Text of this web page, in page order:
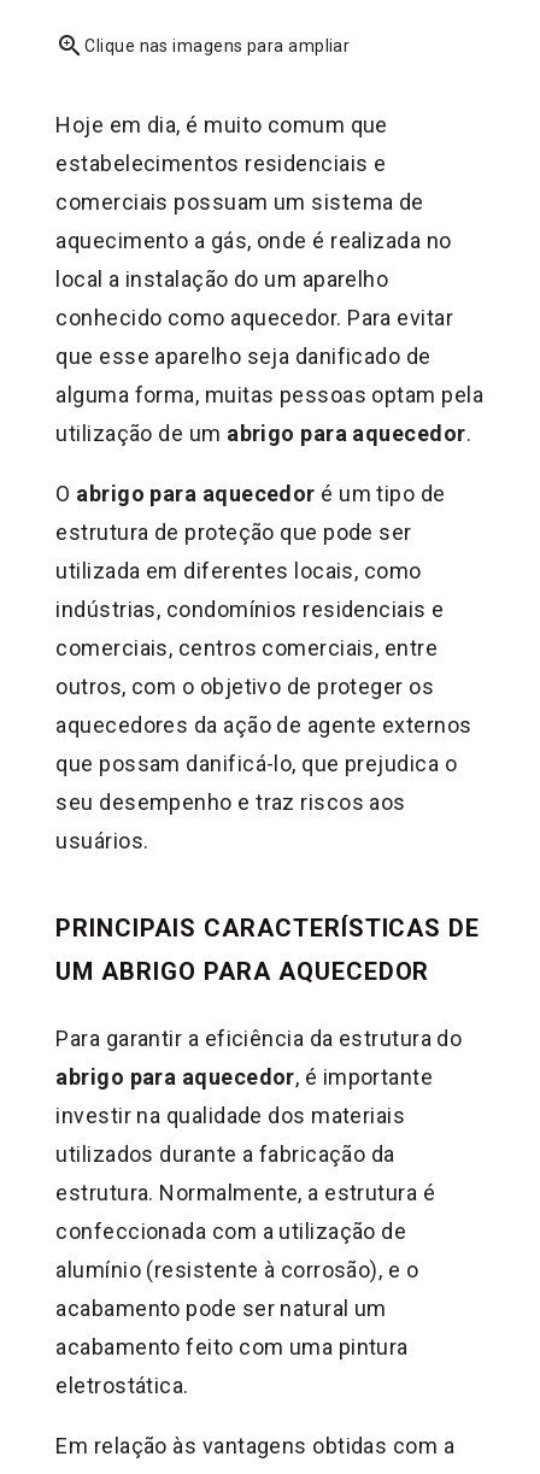
zoom_inClique nas imagens para ampliar
Hoje em dia, é muito comum que
estabelecimentos residenciais e
comerciais possuam um sistema de
aquecimento a gás, onde é realizada no
local a instalação do um aparelho
conhecido como aquecedor. Para evitar
que esse aparelho seja danificado de
alguma forma, muitas pessoas optam pela
utilização de um abrigo para aquecedor.
O abrigo para aquecedor é um tipo de
estrutura de proteção que pode ser
utilizada em diferentes locais, como
indústrias, condomínios residenciais e
comerciais, centros comerciais, entre
outros, com o objetivo de proteger os
aquecedores da ação de agente externos
que possam danificá-lo, que prejudica o
seu desempenho e traz riscos aos
usuários.
PRINCIPAIS CARACTERÍSTICAS DE
UM ABRIGO PARA AQUECEDOR
Para garantir a eficiência da estrutura do
abrigo para aquecedor, é importante
investir na qualidade dos materiais
utilizados durante a fabricação da
estrutura. Normalmente, a estrutura é
confeccionada com a utilização de
alumínio (resistente à corrosão), e o
acabamento pode ser natural um
acabamento feito com uma pintura
eletrostática.
Em relação às vantagens obtidas com a